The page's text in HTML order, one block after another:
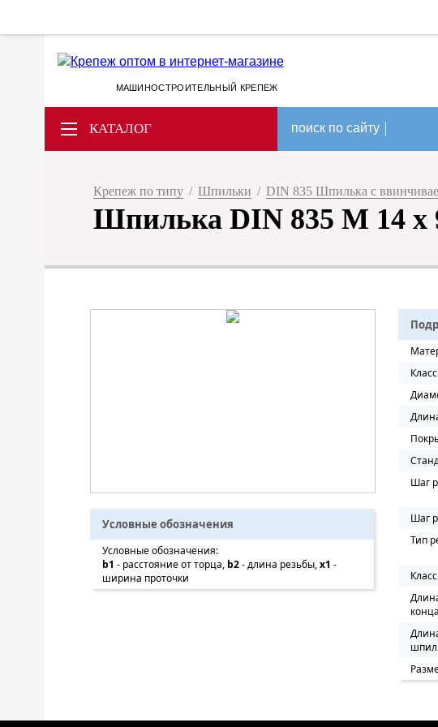
МАШИНОСТРОИТЕЛЬНЫЙ КРЕПЕЖ
КАТАЛОГ поиск по сайту
Крепеж по типу / Шпильки / DIN 835 Шпилька с
Шпилька DIN 835 M 14 x
Условные обозначения
Условные обозначения:
b1 - расстояние от торца, b2- длина резьбы,x1 -
ширина проточки
Шаг
Шаг
Тип